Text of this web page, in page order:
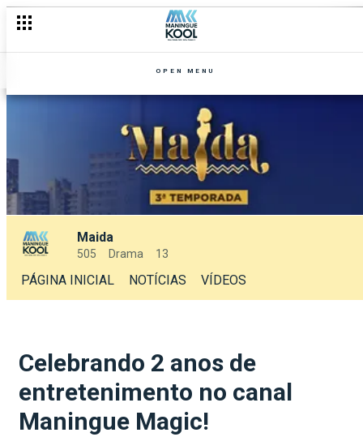
OPEN MENU
Maida
505 Drama 13
PÁGINA INICIAL NOTÍCIAS VÍDEOS
Celebrando 2 anos de
entretenimento no canal
Maningue Magic!